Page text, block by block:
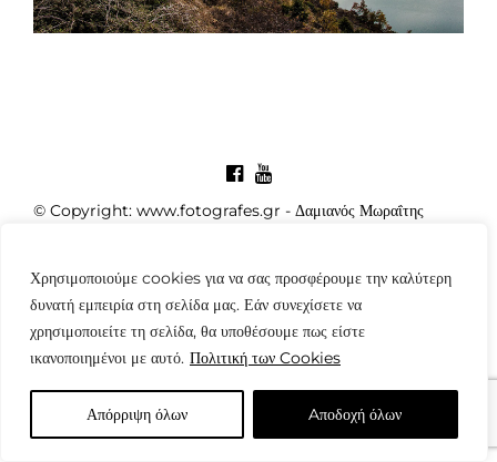
Χρησιμοποιούμε cookies για να σας προσφέρουμε την καλύτερη
δυνατή εμπειρία στη σελίδα μας. Εάν συνεχίσετε να
χρησιμοποιείτε τη σελίδα, θα υποθέσουμε πως είστε
ικανοποιημένοι με αυτό. Πολιτική των Cookies
Απόρριψη όλων Aποδοχή όλων
© Copyright: www.fotografes.gr - Δαμιανός Μωραΐτης